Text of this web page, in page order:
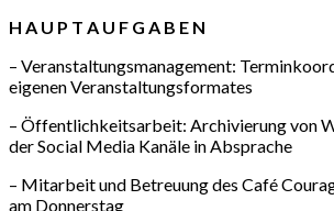
H A U P T A U F G A B E N
– Veranstaltungsmanagement:
eigenen Veranstaltungsformates
– Öffentlichkeitsarbeit: Archivierung von
der Social Media Kanäle in Absprache
– Mitarbeit und Betreuung des Café
am Donnerstag